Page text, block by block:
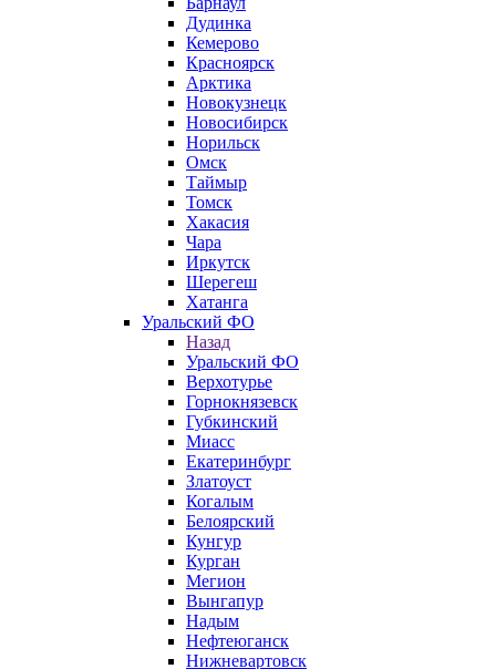
Дудинка
Кемерово
Красноярск
Арктика
Новокузнецк
Новосибирск
Норильск
Омск
Таймыр
Томск
Хакасия
Чара
Иркутск
Шерегеш
Хатанга
Уральский ФО
Назад
Уральский ФО
Верхотурье
Горнокнязевск
Губкинский
Миасс
Екатеринбург
Златоуст
Когалым
Белоярский
Кунгур
Курган
Мегион
Вынгапур
Надым
Нефтеюганск
Нижневартовск